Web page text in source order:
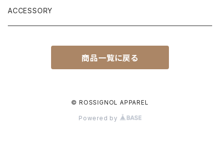
PANTS
TOPS
ACCESSORY
商品一覧に戻る
© ROSSIGNOL APPAREL
Powered by